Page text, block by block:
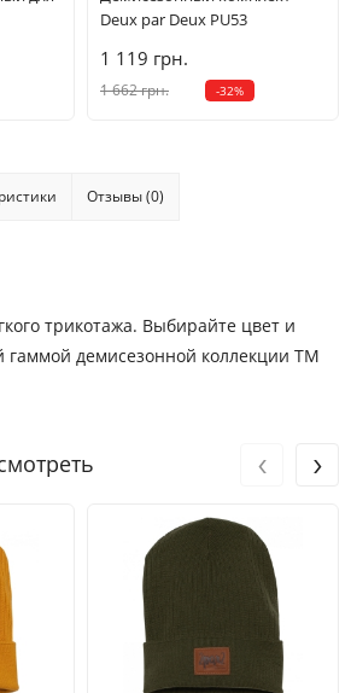
Deux par Deux PU53
1 119 грн.
1 662 грн. -32%
Отзывы (0)
трикотажа. Выбирайте цвет и
гаммой демисезонной коллекции ТМ
‹ ›